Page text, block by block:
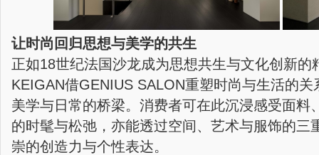
让时尚回归思想与美学的共生
正如18世纪法国沙龙成为思想共生与文化创新的
KEIGAN借GENIUS SALON重塑时尚与生活的
美学与日常的桥梁。消费者可在此沉浸感受面料
的时髦与松弛，亦能透过空间、艺术与服饰的三
崇的创造力与个性表达。